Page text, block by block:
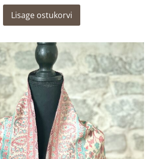
Lisage ostukorvi